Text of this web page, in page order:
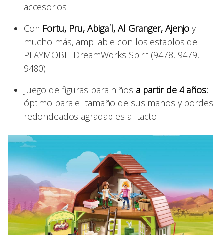
accesorios
Con Fortu, Pru, Abigaíl, Al Granger, Ajenjo y
mucho más, ampliable con los establos de
PLAYMOBIL DreamWorks Spirit (9478, 9479,
9480)
Juego de figuras para niños a partir de 4 años:
óptimo para el tamaño de sus manos y bordes
redondeados agradables al tacto